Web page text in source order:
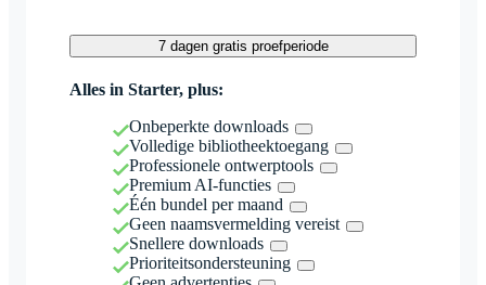
7 dagen gratis proefperiode
Alles in Starter, plus:
Onbeperkte downloads
Volledige bibliotheektoegang
Professionele ontwerptools
Premium AI-functies
Één bundel per maand
Geen naamsvermelding vereist
Snellere downloads
Prioriteitsondersteuning